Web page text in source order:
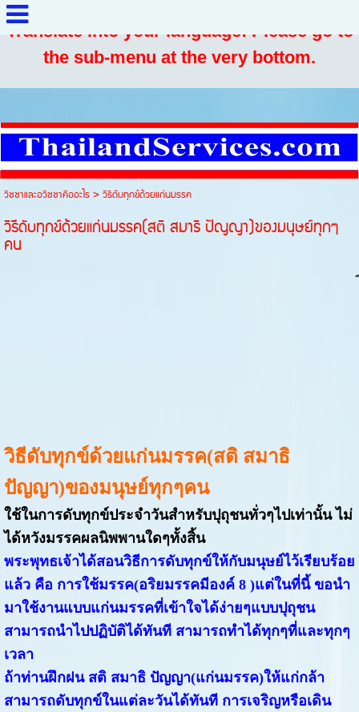
Translate into your language: Please go to
the sub-menu at the very bottom.
วิชชาและอวิชชาคืออะไร>วิธีดับทุกข์ด้วยแก่นมรรค
วิธีดับทุกข์ด้วยแก่นมรรค(สติ สมาธิ ปัญญา)ของมนุษย์ทุกๆ
คน
วิธีดับทุกข์ด้วยแก่นมรรค(สติ สมาธิ
ปัญญา)ของมนุษย์ทุกๆคน
ใช้ในการดับทุกข์ประจำวันสำหรับปุถุชนทั่วๆไปเท่านั้น ไม่
ได้หวังมรรคผลนิพพานใดๆทั้งสิ้น
พระพุทธเจ้าได้สอนวิธีการดับทุกข์ให้กับมนุษย์ไว้เรียบร้อย
แล้ว คือ การใช้มรรค(อริยมรรคมีองค์ 8 )แต่ในที่นี้ ขอนำ
มาใช้งานแบบแก่นมรรคที่เข้าใจได้ง่ายๆแบบปุถุชน
สามารถนำไปปฏิบัติได้ทันที สามารถทำได้ทุกๆที่และทุกๆ
เวลา
ถ้าท่านฝึกฝน สติ สมาธิ ปัญญา(แก่นมรรค)ให้แก่กล้า
สามารถดับทุกข์ในแต่ละวันได้ทันที การเจริญหรือเดิน